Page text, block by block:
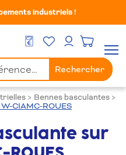
industriels !
DEVIS GRATUIT
Mes FavorisMon compte
Rechercher
> Bennes basculantes >
CIAMC-ROUES
sur